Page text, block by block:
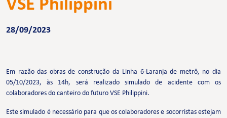
VSE Philippini
28/09/2023
Em razão das obras de construção da Linha 6-Laranja de metrô, no dia
05/10/2023, às 14h, será realizado simulado de acidente com os
colaboradores do canteiro do futuro VSE Philippini.
Este simulado é necessário para que os colaboradores e socorristas estejam